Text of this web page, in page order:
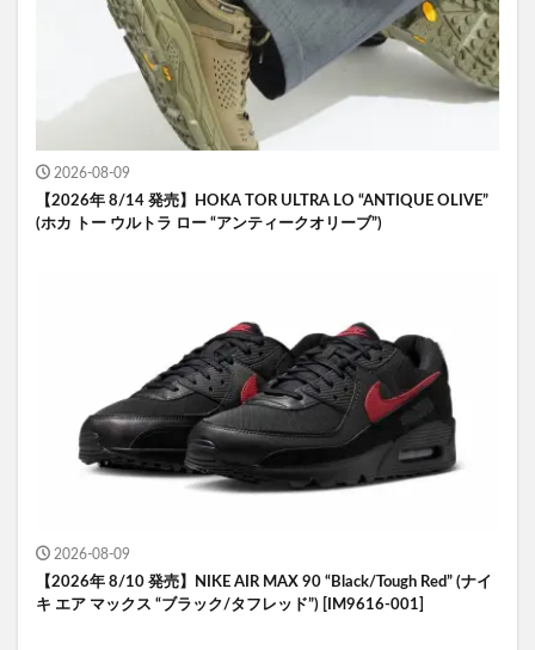
2026-08-09
【2026年 8/14 発売】HOKA TOR ULTRA LO “ANTIQUE OLIVE”
(ホカ トー ウルトラ ロー “アンティークオリーブ”)
2026-08-09
【2026年 8/10 発売】NIKE AIR MAX 90 “Black/Tough Red” (ナイ
キ エア マックス “ブラック/タフレッド”) [IM9616-001]